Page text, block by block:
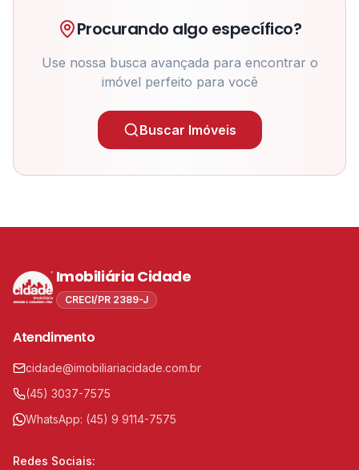
Procurando algo específico?
Use nossa busca avançada para encontrar o
imóvel perfeito para você
Buscar Imóveis
Imobiliária Cidade
CRECI/PR 2389-J
Atendimento
cidade@imobiliariacidade.com.br
(45) 3037-7575
WhatsApp: (45) 9 9114-7575
Redes Sociais: